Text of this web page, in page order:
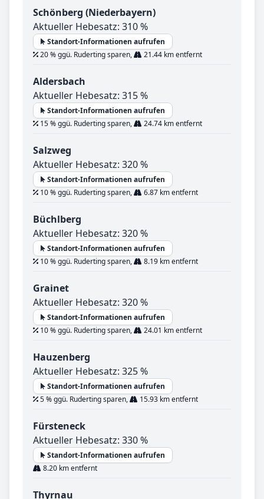
Schönberg (Niederbayern)
Aktueller Hebesatz: 310 %
Standort-Informationen aufrufen
20 % ggü. Ruderting sparen,
21.44 km entfernt
Aldersbach
Aktueller Hebesatz: 315 %
Standort-Informationen aufrufen
15 % ggü. Ruderting sparen,
24.74 km entfernt
Salzweg
Aktueller Hebesatz: 320 %
Standort-Informationen aufrufen
10 % ggü. Ruderting sparen,
6.87 km entfernt
Büchlberg
Aktueller Hebesatz: 320 %
Standort-Informationen aufrufen
10 % ggü. Ruderting sparen,
8.19 km entfernt
Grainet
Aktueller Hebesatz: 320 %
Standort-Informationen aufrufen
10 % ggü. Ruderting sparen,
24.01 km entfernt
Hauzenberg
Aktueller Hebesatz: 325 %
Standort-Informationen aufrufen
5 % ggü. Ruderting sparen,
15.93 km entfernt
Fürsteneck
Aktueller Hebesatz: 330 %
Standort-Informationen aufrufen
8.20 km entfernt
Thyrnau